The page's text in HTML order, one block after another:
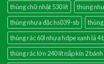
thùng chữ nhật 530 lít
thùng
thùng nhựa đặc hs039-sb
thùng rác 60l nhựa hdpe xanh lá 4
thùng rác lớn 240 lít nắp kín 2 bánh